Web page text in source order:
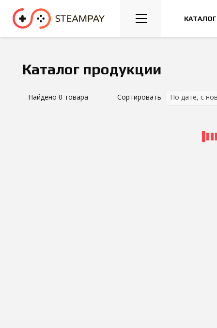
Спорт Гонки Казуальные
Каталог продукции
Найдено 0 товара Сортировать По дате, с